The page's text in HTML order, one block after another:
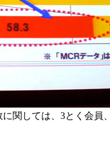
関しては、3とく会員